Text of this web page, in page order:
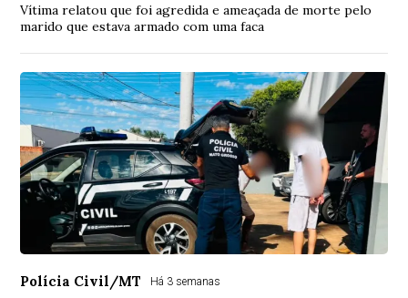
Vítima relatou que foi agredida e ameaçada de morte pelo
marido que estava armado com uma faca
Polícia Civil/MT Há 3 semanas